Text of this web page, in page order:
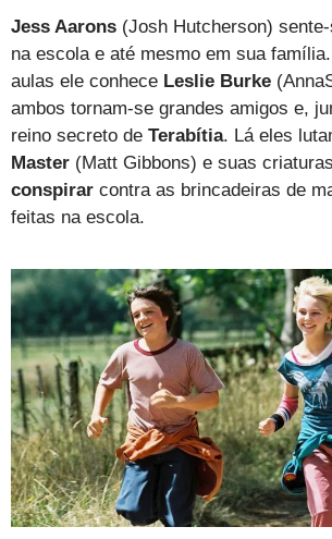
Jess Aarons (Josh Hutcherson)
na escola e até mesmo em sua
aulas ele conhece Leslie Burke
ambos tornam-se grandes amigos e,
reino secreto de Terabítia. Lá eles
Master (Matt Gibbons) e suas
conspirar contra as brincadeiras de
feitas na escola.